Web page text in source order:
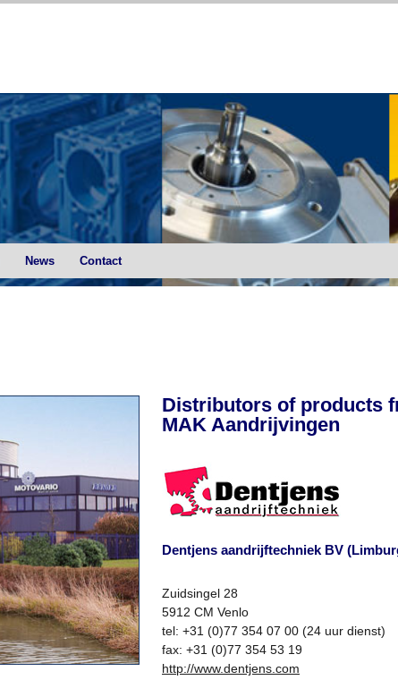
News Contact
Distributors of products
MAK Aandrijvingen
Dentjens aandrijftechniek BV
Zuidsingel 28
5912 CM Venlo
tel: +31 (0)77 354 07 00 (24 uur dienst)
fax: +31 (0)77 354 53 19
http://www.dentjens.com